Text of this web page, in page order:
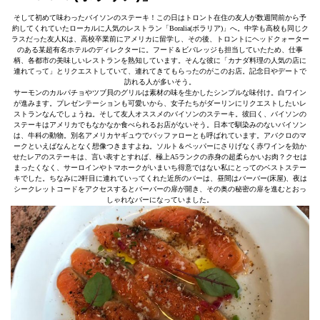
そして初めて味わったバイソンのステーキ！この日はトロント在住の友人が数週間前から予
約してくれていたローカルに人気のレストラン「Boralia(ボラリア)」へ。中学も高校も同じク
ラスだった友人Kは、高校卒業前にアメリカに留学し、その後、トロントにヘッドクォーター
のある某超有名ホテルのディレクターに。フード＆ビバレッジも担当していたため、仕事
柄、各都市の美味しいレストランを熟知しています。そんな彼に「カナダ料理の人気の店に
連れてって」とリクエストしていて、連れてきてもらったのがこのお店。記念日やデートで
訪れる人が多いそう。
サーモンのカルパチョやツブ貝のグリルは素材の味を生かしたシンプルな味付け。白ワイン
が進みます。プレゼンテーションも可愛いから、女子たちがダーリンにリクエストしたいレ
ストランなんでしょうね。そして友人オススメのバイソンのステーキ。彼曰く、バイソンの
ステーキはアメリカでもなかなか食べられるお店がないそう。日本で馴染みのないバイソン
は、牛科の動物。別名アメリカヤギュウでバッファローとも呼ばれています。アバクロのマ
ークといえばなんとなく想像つきますよね。ソルト＆ペッパーにさりげなく赤ワインを効か
せたレアのステーキは、言い表すとすれば、極上A5ランクの赤身の超柔らかいお肉？クセは
まったくなく、サーロインやトマホークがいまいち得意ではない私にとってのベストステー
キでした。ちなみに2軒目に連れていってくれた近所のバーは、昼間はバーバー(床屋)、夜は
シークレットコードをアクセスするとバーバーの扉が開き、その奥の秘密の扉を進むとおっ
しゃれなバーになっていました。